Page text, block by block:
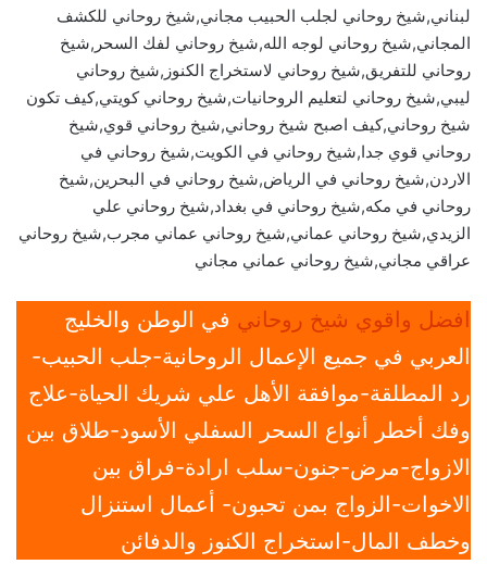
لبناني,شيخ روحاني لجلب الحبيب مجاني,شيخ روحاني للكشف
المجاني,شيخ روحاني لوجه الله,شيخ روحاني لفك السحر,شيخ
روحاني للتفريق,شيخ روحاني لاستخراج الكنوز,شيخ روحاني
ليبي,شيخ روحاني لتعليم الروحانيات,شيخ روحاني كويتي,كيف تكون
شيخ روحاني,كيف اصبح شيخ روحاني,شيخ روحاني قوي,شيخ
روحاني قوي جدا,شيخ روحاني في الكويت,شيخ روحاني في
الاردن,شيخ روحاني في الرياض,شيخ روحاني في البحرين,شيخ
روحاني في مكه,شيخ روحاني في بغداد,شيخ روحاني علي
الزيدي,شيخ روحاني عماني,شيخ روحاني عماني مجرب,شيخ روحاني
عراقي مجاني,شيخ روحاني عماني مجاني
افضل واقوي شيخ روحاني في الوطن والخليج
العربي في جميع الإعمال الروحانية-جلب الحبيب-
رد المطلقة-موافقة الأهل علي شريك الحياة-علاج
وفك أخطر أنواع السحر السفلي الأسود-طلاق بين
الازواج-مرض-جنون-سلب ارادة-فراق بين
الاخوات-الزواج بمن تحبون- أعمال استنزال
وخطف المال-استخراج الكنوز والدفائن